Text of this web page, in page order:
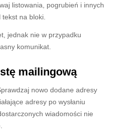
listowania, pogrubień i innych
na bloki.
jednak nie w przypadku
komunikat.
mailingową
nowo dodane adresy
adresy po wysłaniu
wiadomości nie